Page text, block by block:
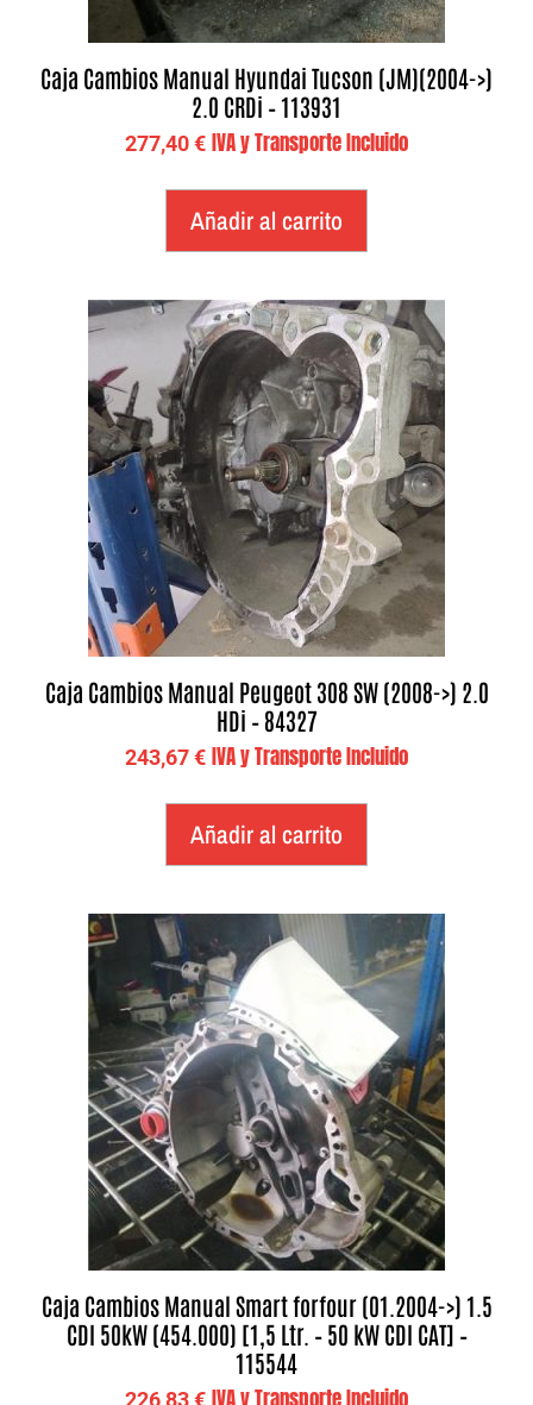
Caja Cambios Manual Hyundai Tucson (JM)(2004->)
2.0 CRDi – 113931
277,40€ IVA y Transporte Incluido
Añadir al carrito
Caja Cambios Manual Peugeot 308 SW (2008->) 2.0
HDi – 84327
243,67€ IVA y Transporte Incluido
Añadir al carrito
Caja Cambios Manual Smart forfour (01.2004->) 1.5
CDI 50kW (454.000) [1,5 Ltr. – 50 kW CDI CAT] –
115544
226,83€